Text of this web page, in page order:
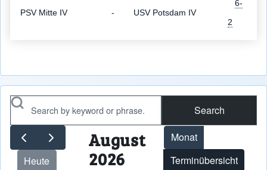
PSV Mitte IV - USV Potsdam IV
6-
2
Search
Heute
August
2026
Monat
Terminübersicht